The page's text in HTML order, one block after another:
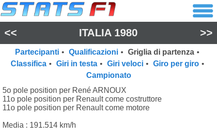
<< ITALIA 1980 >>
Partecipanti • Qualificazioni • Griglia di partenza •
Classifica • Giri in testa • Giri veloci • Giro per giro •
Campionato
5o pole position per René ARNOUX
11o pole position per Renault come costruttore
11o pole position per Renault come motore
Media : 191.514 km/h